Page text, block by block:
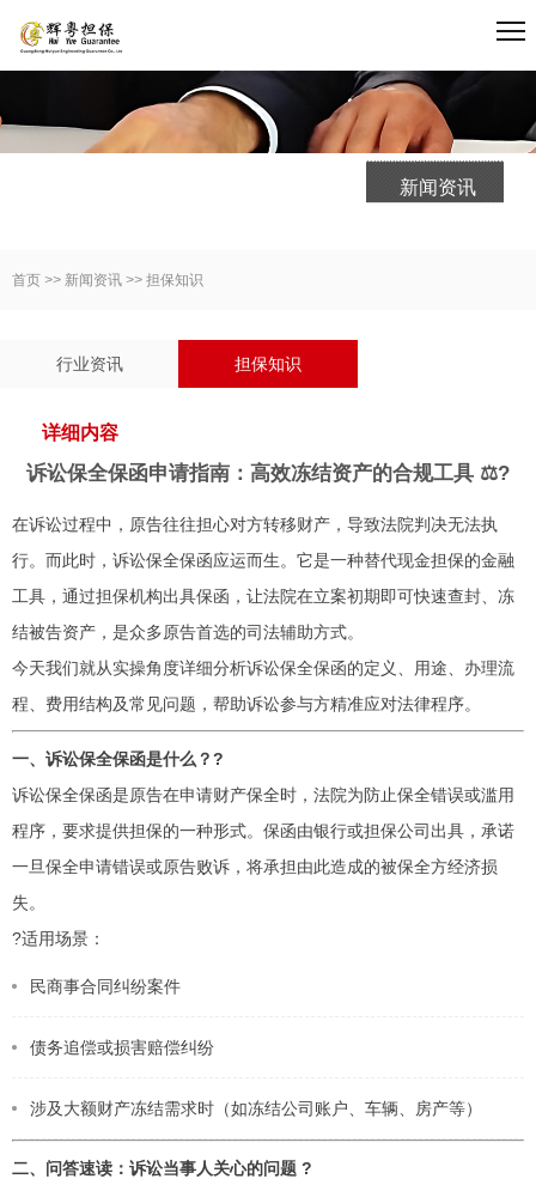
新闻资讯
首页 >> 新闻资讯 >> 担保知识
行业资讯 担保知识
详细内容
诉讼保全保函申请指南：高效冻结资产的合规工具 ⚖️?
在诉讼过程中，原告往往担心对方转移财产，导致法院判决无法执
行。而此时，诉讼保全保函应运而生。它是一种替代现金担保的金融
工具，通过担保机构出具保函，让法院在立案初期即可快速查封、冻
结被告资产，是众多原告首选的司法辅助方式。
今天我们就从实操角度详细分析诉讼保全保函的定义、用途、办理流
程、费用结构及常见问题，帮助诉讼参与方精准应对法律程序。
一、诉讼保全保函是什么？?
诉讼保全保函是原告在申请财产保全时，法院为防止保全错误或滥用
程序，要求提供担保的一种形式。保函由银行或担保公司出具，承诺
一旦保全申请错误或原告败诉，将承担由此造成的被保全方经济损
失。
?适用场景：
民商事合同纠纷案件
债务追偿或损害赔偿纠纷
涉及大额财产冻结需求时（如冻结公司账户、车辆、房产等）
二、问答速读：诉讼当事人关心的问题 ?